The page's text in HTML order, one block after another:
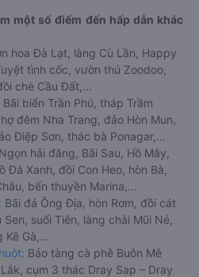
một số điểm đến hấp dẫn khác
hoa Đà Lạt, làng Cù Lần, Happy
tình cốc, vườn thú Zoodoo,
chè Cầu Đất,...
Bãi biển Trần Phú, tháp Trầm
đêm Nha Trang, đảo Hòn Mun,
Điệp Sơn, thác bà Ponagar,...
Ngọn hải đăng, Bãi Sau, Hồ Mây,
Đá Xanh, đồi Con Heo, hòn Bà,
bến thuyền Marina,...
Bãi đá Ông Địa, hòn Rơm, đồi cát
suối Tiên, làng chài Mũi Né,
Kê Gà,...
Bảo tàng cà phê Buôn Mê
cụm 3 thác Dray Sap – Dray